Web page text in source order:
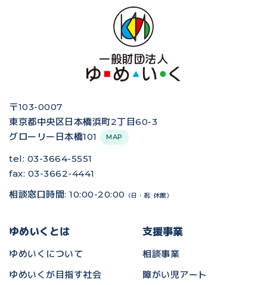
〒103-0007
東京都中央区日本橋浜町2丁目60-3
グローリー日本橋101
MAP
tel: 03-3664-5551
fax: 03-3662-4441
相談窓口時間: 10:00-20:00
（日・祝: 休館）
ゆめいくとは
ゆめいくについて
ゆめいくが目指す社会
支援事業
相談事業
障がい児アート